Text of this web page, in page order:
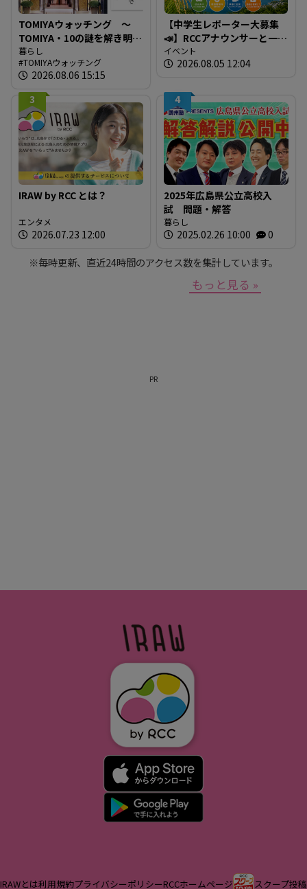
TOMIYAウォッチング ～
TOMIYA・10の謎を解き明か
す～ 謎03 「なぜTOMIYAは
約1世紀も宝飾・時計業界で
生き抜いてこられたの
か？」
暮らし
TOMIYAウォッチング
2026.08.06 15:15
【中学生レポーター大募集
📣】RCCアナウンサーと一緒
に「広島の食」の現場を取
材しよう！
イベント
2026.08.05 12:04
3
IRAW by RCC とは？
エンタメ
2026.07.23 12:00
4
2025年広島県公立高校入
試 問題・解答
暮らし
2025.02.26 10:00 0
※毎時更新、直近24時間のアクセス数を集計しています。
もっと見る »
PR
IRAWとは利用規約プライバシーポリシーRCCホームページ スクープ投稿